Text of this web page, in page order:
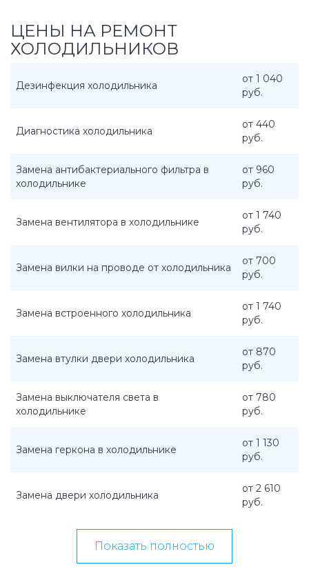
ЦЕНЫ НА РЕМОНТ
ХОЛОДИЛЬНИКОВ
Дезинфекция холодильника
от 1 040
руб.
Диагностика холодильника
от 440
руб.
Замена антибактериального фильтра в
холодильнике
от 960
руб.
Замена вентилятора в холодильнике
от 1 740
руб.
Замена вилки на проводе от холодильника
от 700
руб.
Замена встроенного холодильника
от 1 740
руб.
Замена втулки двери холодильника
от 870
руб.
Замена выключателя света в
холодильнике
от 780
руб.
Замена геркона в холодильнике
от 1 130
руб.
Замена двери холодильника
от 2 610
руб.
Показать полностью